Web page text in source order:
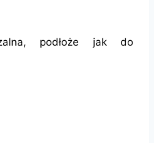
podłoże jak do